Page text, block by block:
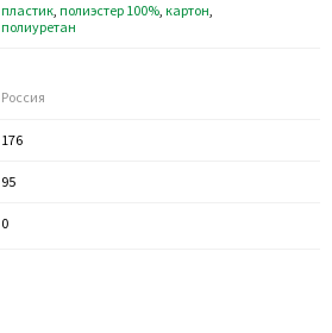
пластик, полиэстер 100%, картон,
полиуретан
Россия
176
95
0